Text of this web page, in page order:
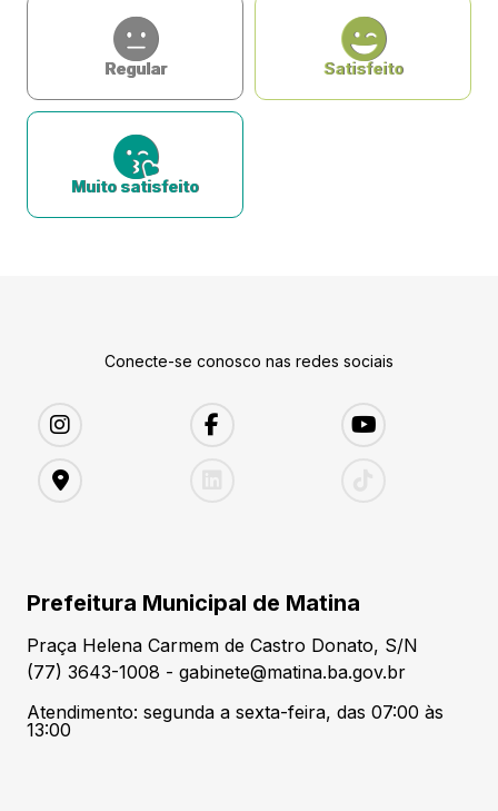
Regular Satisfeito
Muito satisfeito
Conecte-se conosco nas redes sociais
Prefeitura Municipal de Matina
Praça Helena Carmem de Castro Donato, S/N
(77) 3643-1008 - gabinete@matina.ba.gov.br
Atendimento: segunda a sexta-feira, das 07:00 às
13:00